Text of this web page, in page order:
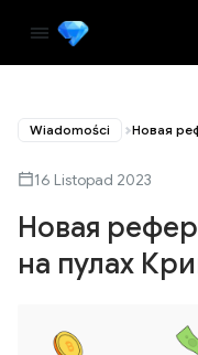
Wiadomości Новая
16 Listopad 2023
Новая
на пулах